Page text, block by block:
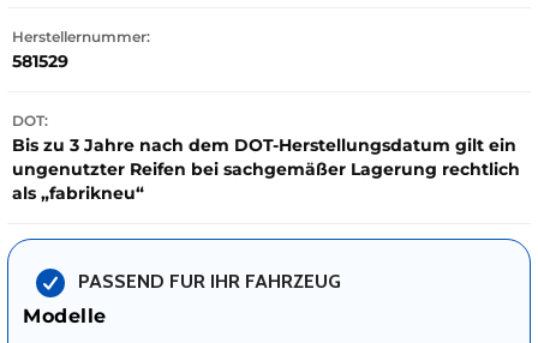
Herstellernummer:
581529
DOT:
Bis zu 3 Jahre nach dem DOT-Herstellungsdatum gilt ein
ungenutzter Reifen bei sachgemäßer Lagerung rechtlich
als „fabrikneu“
PASSEND FUR IHR FAHRZEUG
Modelle